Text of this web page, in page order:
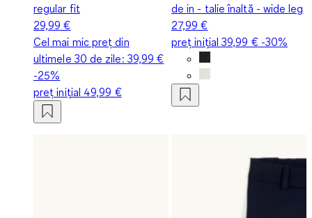
regular fit
29,99 €
Cel mai mic preț din
ultimele 30 de zile: 39,99 €
-25%
preț inițial 49,99 €
de in - talie înaltă - wide leg
27,99 €
preț inițial39,99 €-30%